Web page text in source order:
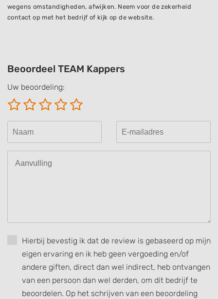
wegens omstandigheden, afwijken. Neem voor de zekerheid
contact op met het bedrijf of kijk op de website.
Beoordeel TEAM Kappers
Uw beoordeling:
Hierbij bevestig ik dat de review is gebaseerd op mijn
eigen ervaring en ik heb geen vergoeding en/of
andere giften, direct dan wel indirect, heb ontvangen
van een persoon dan wel derden, om dit bedrijf te
beoordelen. Op het schrijven van een beoordeling
Store and/or access information on a device
Use profiles to select personalised
advertising
Measure advertising performance
Use precise geolocation data
Identify devices based on information
actively requested